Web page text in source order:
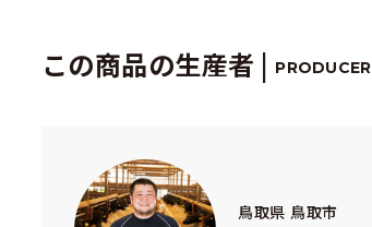
この商品の生産者 | PRODUCER
鳥取県 鳥取市